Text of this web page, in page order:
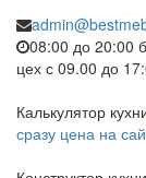
08:00 до 20:00
цех с 09.00 до
Калькулятор
сразу цена на